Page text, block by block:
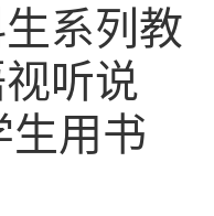
系列教
听说
生用书